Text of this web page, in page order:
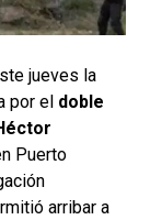
jueves la
por el doble
Puerto
arribar a